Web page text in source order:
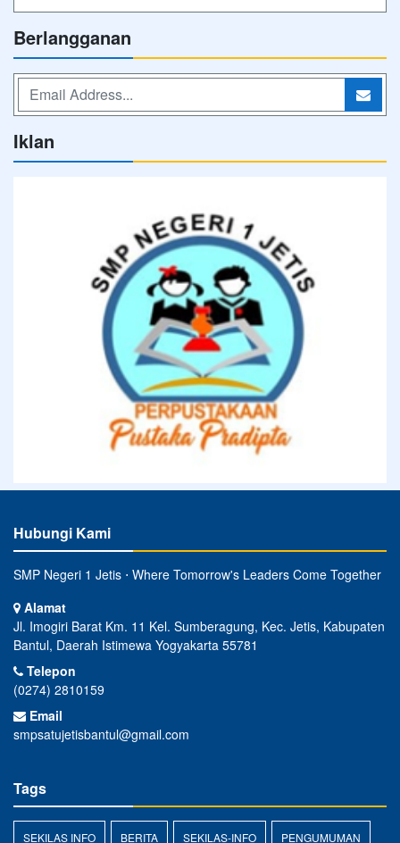
Berlangganan
Iklan
Hubungi Kami
SMP Negeri 1 Jetis ⋅ Where Tomorrow's Leaders Come Together
Alamat
Jl. Imogiri Barat Km. 11 Kel. Sumberagung, Kec. Jetis, Kabupaten
Bantul, Daerah Istimewa Yogyakarta 55781
Telepon
(0274) 2810159
Email
smpsatujetisbantul@gmail.com
Tags
SEKILAS INFO BERITA SEKILAS-INFO PENGUMUMAN